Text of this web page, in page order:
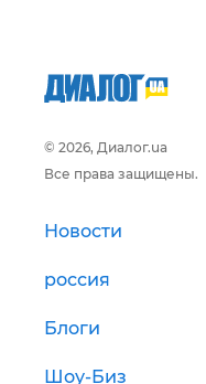
© 2026, Диалог.ua
Все права защищены.
Новости
россия
Блоги
Шоу-Биз